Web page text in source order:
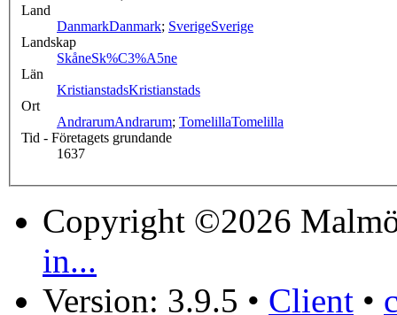
Land
DanmarkDanmark; SverigeSverige
Landskap
SkåneSk%C3%A5ne
Län
KristianstadsKristianstads
Ort
AndrarumAndrarum; TomelillaTomelilla
Tid - Företagets grundande
1637
Copyright ©2026
in...
Version: 3.9.5 • Client •